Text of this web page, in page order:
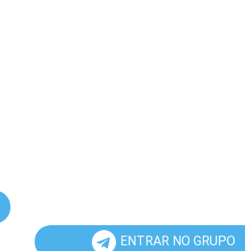
ENTRAR NO GRUPO